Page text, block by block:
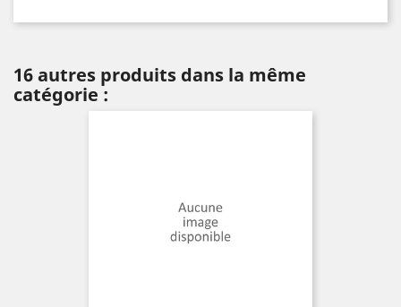
16 autres produits dans la même
catégorie :